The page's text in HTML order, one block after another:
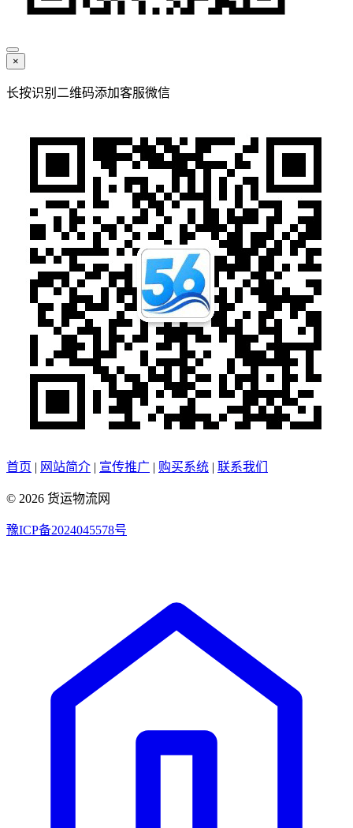
×
长按识别二维码添加客服微信
首页 | 网站简介 | 宣传推广 | 购买系统 | 联系我们
© 2026 货运物流网
豫ICP备2024045578号